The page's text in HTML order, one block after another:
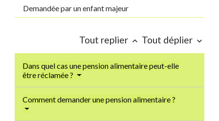
Demandée par un enfant majeur
Tout replier keyboard_arrow_up Tout déplier keyboard_arrow_down
Dans quel cas une pension alimentaire peut-elle
être réclamée ?
Comment demander une pension alimentaire ?